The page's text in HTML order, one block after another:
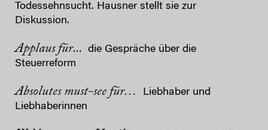
Todessehnsucht. Hausner stellt sie zur
Diskussion.
Applaus für… die Gespräche über die
Steuerreform
Absolutes must-see für…
Liebhaber und
Liebhaberinnen